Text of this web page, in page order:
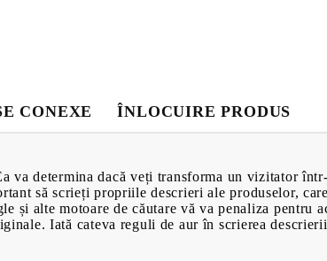
CU
CONEXE ÎNLOCUIRE PRODUS
va determina dacă veți transforma un vizitator
să scrieți propriile descrieri ale produselor,
și alte motoare de căutare vă va penaliza pentru
Iată cateva reguli de aur în scrierea